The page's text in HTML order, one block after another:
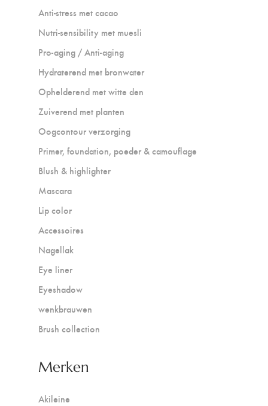
Anti-stress met cacao
Nutri-sensibility met muesli
Pro-aging / Anti-aging
Hydraterend met bronwater
Ophelderend met witte den
Zuiverend met planten
Oogcontour verzorging
Primer, foundation, poeder & camouflage
Blush & highlighter
Mascara
Lip color
Accessoires
Nagellak
Eye liner
Eyeshadow
wenkbrauwen
Brush collection
Merken
Akileine